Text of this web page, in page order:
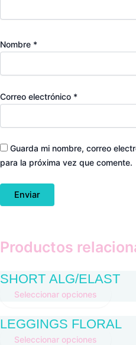
Nombre *
Correo electrónico *
Guarda mi nombre, correo
para la próxima vez que comente.
Productos
SHORT ALG/ELAST
Seleccionar opciones
LEGGINGS FLORAL
Seleccionar opciones